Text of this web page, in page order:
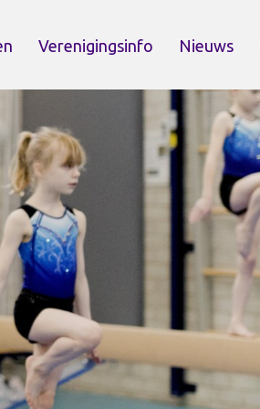
Verenigingsinfo Nieuws